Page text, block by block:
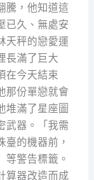
騰，他知道這
已久、無處安
天秤的戀愛運
長滿了巨大
在今天結束
那份單戀就會
堆滿了星座圖
武器。「我需
的機器前，
等警告標籤。
算器改造而成